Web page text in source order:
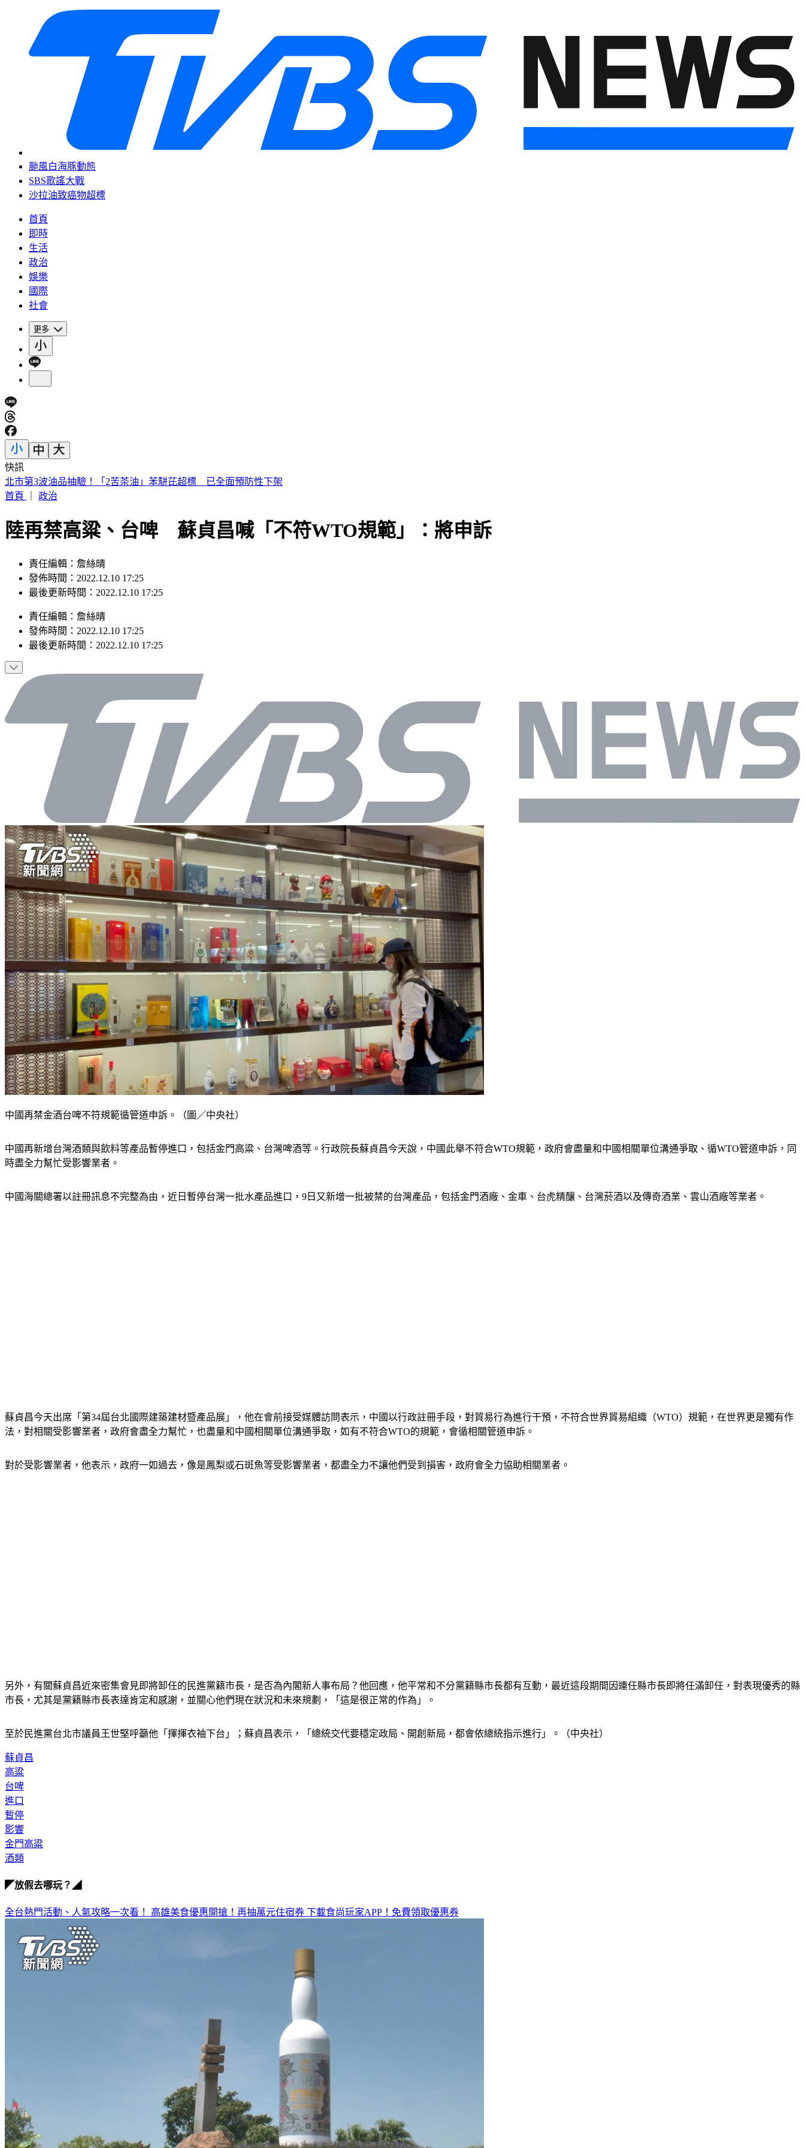
颱風白海豚動態
SBS歌謠大戰
沙拉油致癌物超標
首頁
即時
生活
政治
娛樂
國際
社會
更多
快訊
日本妹搭Uber去故宮！10公里被收3200元 官方回應了
首頁
政治
陸再禁高粱、台啤 蘇貞昌喊「不符WTO規範」：將申訴
責任編輯：詹絲晴
發佈時間：2022.12.10 17:25
最後更新時間：2022.12.10 17:25
責任編輯 ： 詹絲晴
發佈時間： 2022.12.10 17:25
最後更新時間： 2022.12.10 17:25
中國再禁金酒台啤不符規範循管道申訴。（圖／中央社）
中國再新增台灣酒類與飲料等產品暫停進口，包括金門高粱、台灣啤酒等。行政院長蘇貞昌今天說，中國此舉不符合WTO規範，政府會盡量和中國相關單位溝通爭取、循WTO管道申訴，同
時盡全力幫忙受影響業者。
中國海關總署以註冊訊息不完整為由，近日暫停台灣一批水產品進口，9日又新增一批被禁的台灣產品，包括金門酒廠、金車、台虎精釀、台灣菸酒以及傳奇酒業、雲山酒廠等業者。
蘇貞昌今天出席「第34屆台北國際建築建材暨產品展」，他在會前接受媒體訪問表示，中國以行政註冊手段，對貿易行為進行干預，不符合世界貿易組織（WTO）規範，在世界更是獨有作
法，對相關受影響業者，政府會盡全力幫忙，也盡量和中國相關單位溝通爭取，如有不符合WTO的規範，會循相關管道申訴。
對於受影響業者，他表示，政府一如過去，像是鳳梨或石斑魚等受影響業者，都盡全力不讓他們受到損害，政府會全力協助相關業者。
另外，有關蘇貞昌近來密集會見即將卸任的民進黨籍市長，是否為內閣新人事布局？他回應，他平常和不分黨籍縣市長都有互動，最近這段期間因連任縣市長即將任滿卸任，對表現優秀的縣
市長，尤其是黨籍縣市長表達肯定和感謝，並關心他們現在狀況和未來規劃，「這是很正常的作為」。
至於民進黨台北市議員王世堅呼籲他「揮揮衣袖下台」；蘇貞昌表示，「總統交代要穩定政局、開創新局，都會依總統指示進行」。（中央社）
蘇貞昌
高粱
台啤
進口
暫停
影響
金門高粱
酒類
◤放假去哪玩？◢
全台熱門活動、人氣攻略一次看！ 高雄美食優惠開搶！再抽萬元住宿券 下載食尚玩家APP！免費領取優惠券